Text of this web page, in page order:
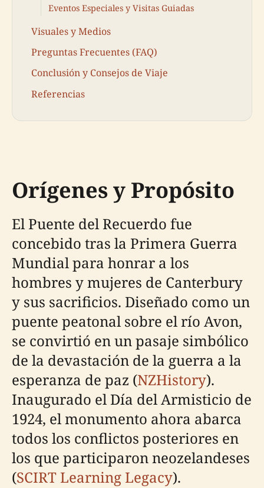
Eventos Especiales y Visitas Guiadas
Visuales y Medios
Preguntas Frecuentes (FAQ)
Conclusión y Consejos de Viaje
Referencias
Orígenes y Propósito
El Puente del Recuerdo fue
concebido tras la Primera Guerra
Mundial para honrar a los
hombres y mujeres de Canterbury
y sus sacrificios. Diseñado como un
puente peatonal sobre el río Avon,
se convirtió en un pasaje simbólico
de la devastación de la guerra a la
esperanza de paz (NZHistory).
Inaugurado el Día del Armisticio de
1924, el monumento ahora abarca
todos los conflictos posteriores en
los que participaron neozelandeses
(SCIRT Learning Legacy).